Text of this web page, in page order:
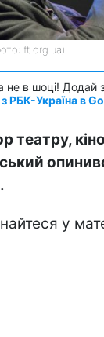
ft.org.ua)
не в шоці! Додай
РБК-Україна в
театру,
у